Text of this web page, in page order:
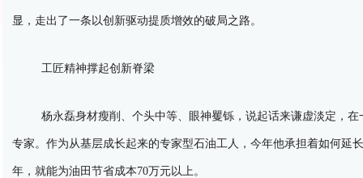
显，走出了一条以创新驱动提质增效的破局之路。
工匠精神撑起创新脊梁
杨永磊身材瘦削、个头中等、眼神矍铄，说起话来谦虚淡定，
专家。作为从基层成长起来的专家型石油工人，今年他承担着如何延
年，就能为油田节省成本70万元以上。